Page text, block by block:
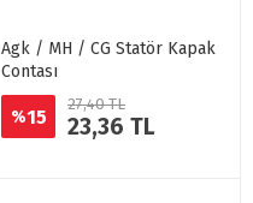
Agk / MH / CG Statör Kapak
Contası
%15
27,40 TL
23,36 TL